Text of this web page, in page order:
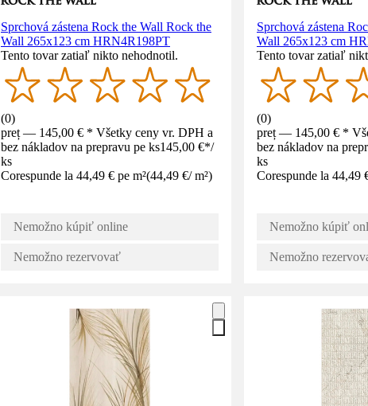
Sprchová zástena Rock the Wall Rock the
Wall 265x123 cm HRN4R198PT
Tento tovar zatiaľ nikto nehodnotil.
(0)
preț — 145,00 € * Všetky ceny vr. DPH a
bez nákladov na prepravu pe ks145,00 €*/
ks
Corespunde la 44,49 € pe m²(44,49 €/ m²)
Nemožno kúpiť online
Nemožno rezervovať
Sprchová zástena
Wall 265x123 cm
Tento tovar zatiaľ
(0)
preț — 145,00 € *
bez nákladov na
ks
Corespunde la 44,49
Nemožno kúpiť
Nemožno